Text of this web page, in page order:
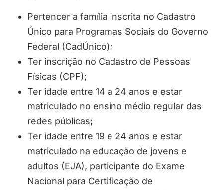
Pertencer a família inscrita no Cadastro
Único para Programas Sociais do Governo
Federal (CadÚnico);
Ter inscrição no Cadastro de Pessoas
Físicas (CPF);
Ter idade entre 14 a 24 anos e estar
matriculado no ensino médio regular das
redes públicas;
Ter idade entre 19 e 24 anos e estar
matriculado na educação de jovens e
adultos (EJA), participante do Exame
Nacional para Certificação de